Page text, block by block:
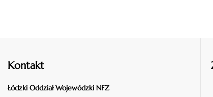
Kontakt
Łódzki Oddział Wojewódzki NFZ